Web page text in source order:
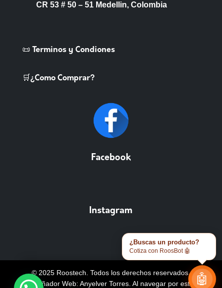
CR 53 # 50 – 51 Medellin, Colombia
📜 Terminos y Condiones
🛒¿Como Comprar?
Facebook
Instagram
© 2025 Roostech. Todos los derechos reservados.
Diseñador Web: Anyelver Torres . Al navegar por este
¿Buscas un producto?
Cotiza con RoosBot 🤖
🤖